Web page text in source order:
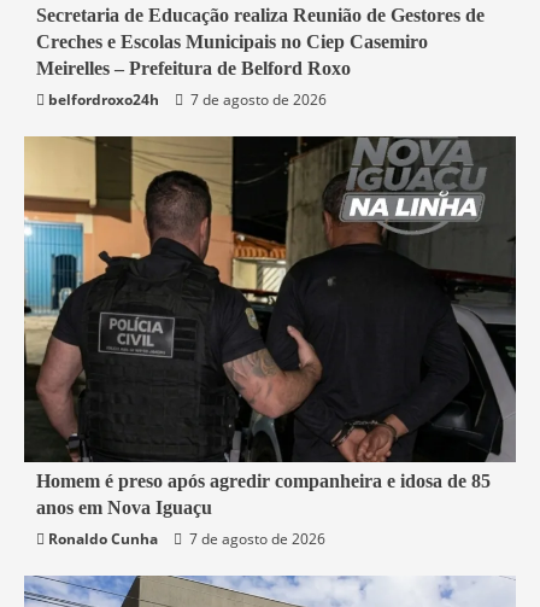
4 min read
Belford Roxo
Secretaria de Educação realiza Reunião de Gestores de
Creches e Escolas Municipais no Ciep Casemiro
Meirelles – Prefeitura de Belford Roxo
belfordroxo24h
7 de agosto de 2026
2 min read
Nova Iguaçu
Segurança
Homem é preso após agredir companheira e idosa de 85
anos em Nova Iguaçu
Ronaldo Cunha
7 de agosto de 2026